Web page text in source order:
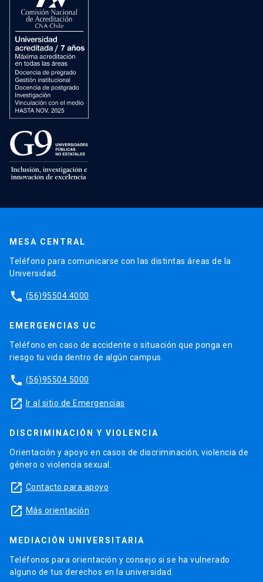
MESA CENTRAL
Teléfono para comunicarse con las distintas áreas de la
Universidad.
phone (56)95504 4000
EMERGENCIAS UC
Teléfono en caso de accidente o situación que ponga en
riesgo tu vida dentro de algún campus.
phone (56)95504 5000
launch Ir al sitio de Emergencias
DISCRIMINACIÓN Y VIOLENCIA
Orientación y apoyo en casos de discriminación, violencia de
género o violencia sexual.
launch Contacto para apoyo
launch Más orientación
MEDIACIÓN UNIVERSITARIA
Teléfonos para orientación y consejo si se ha vulnerado
alguno de tus derechos en la universidad.